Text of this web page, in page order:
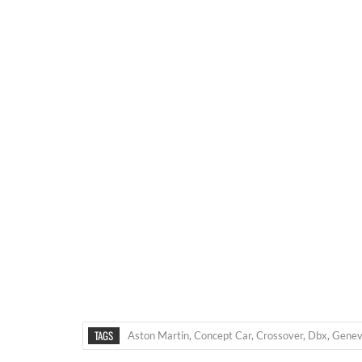
TAGS Aston Martin, Concept Car, Crossover, Dbx,